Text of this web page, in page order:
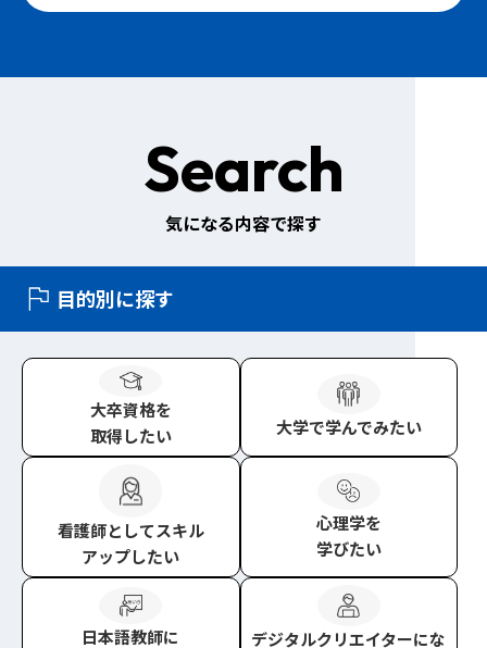
Search
気になる内容で探す
目的別に探す
大卒資格を
取得したい
大学で学んでみたい
看護師としてスキル
アップしたい
心理学を
学びたい
日本語教師に
デジタルクリエイターにな